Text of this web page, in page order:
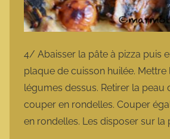
4/ Abaisser la pâte à pizza puis
plaque de cuisson huilée. Mettre
légumes dessus. Retirer la peau
couper en rondelles. Couper
en rondelles. Les disposer sur la